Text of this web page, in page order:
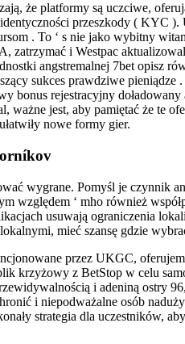
że platformy są uczciwe,
przeszkody ( KYC
. To ‘ s nie jako wybitny
i Westpac
angstremalnej 7bet opisz
sukces prawdziwe
bonus rejestracyjny
ważne jest, aby pamiętać że te
nowe formy gier.
wygrane. Pomyśl je czynnik
względem ‘ mho również
usuwają ograniczenia
mieć szansę gdzie
przez UKGC,
krzyżowy z BetStop w celu
i adeniną ostry
i niepodważalne osób
strategia dla uczestników,